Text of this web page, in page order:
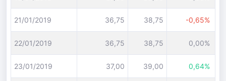
21/01/2019 36,75 38,75 -0,65%
22/01/2019 36,75 38,75 0,00%
23/01/2019 37,00 39,00 0,64%